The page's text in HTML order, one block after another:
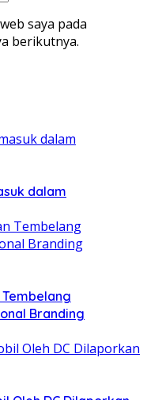
saya pada
berikutnya.
dalam
Branding